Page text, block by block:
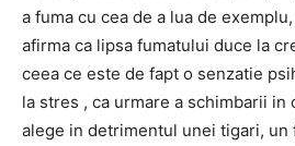
a fuma cu cea de a lua de
afirma ca lipsa fumatului duce la
ceea ce este de fapt o senzatie
la stres , ca urmare a schimbarii in
alege in detrimentul unei tigari, un